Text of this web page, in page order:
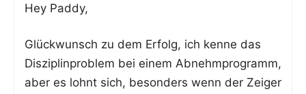
Hey Pad­dy,
Glück­wunsch zu dem Erfolg, ich ken­ne das
Dis­zi­plin­pro­blem bei einem Abnehm­pro­gramm,
aber es lohnt sich, beson­ders wenn der Zei­ger